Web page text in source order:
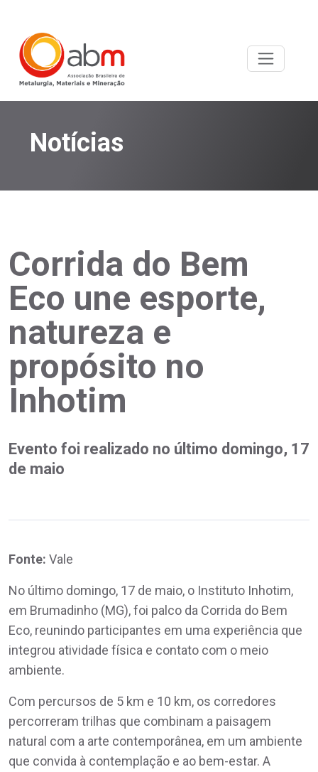
Notícias
Corrida do Bem
Eco une esporte,
natureza e
propósito no
Inhotim
Evento foi realizado no último domingo, 17
de maio
Fonte: Vale
No último domingo, 17 de maio, o Instituto Inhotim,
em Brumadinho (MG), foi palco da Corrida do Bem
Eco, reunindo participantes em uma experiência que
integrou atividade física e contato com o meio
ambiente.
Com percursos de 5 km e 10 km, os corredores
percorreram trilhas que combinam a paisagem
natural com a arte contemporânea, em um ambiente
que convida à contemplação e ao bem-estar. A